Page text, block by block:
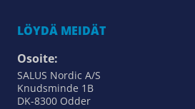
LÖYDÄ MEIDÄT
Osoite:
SALUS Nordic A/S
Knudsminde 1B
DK-8300 Odder